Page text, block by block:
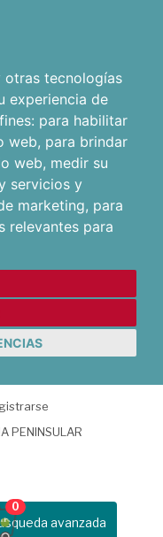
tecnologías
experiencia de
para habilitar
web, para brindar
web, medir su
servicios y
marketing, para
relevantes para
PENINSULAR
avanzada
0